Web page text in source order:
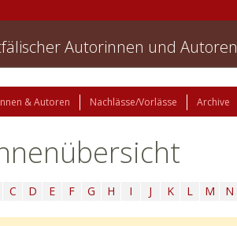
Autorinnen und Autoren
& Autoren Nachlässe/Vorlässe Archive
C D E F G H I J K L M N